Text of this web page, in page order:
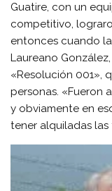
Guatire, con un
competitivo,
entonces cuando
Laureano
«Resolución 001»,
personas. «Fueron
y obviamente en
tener alquiladas